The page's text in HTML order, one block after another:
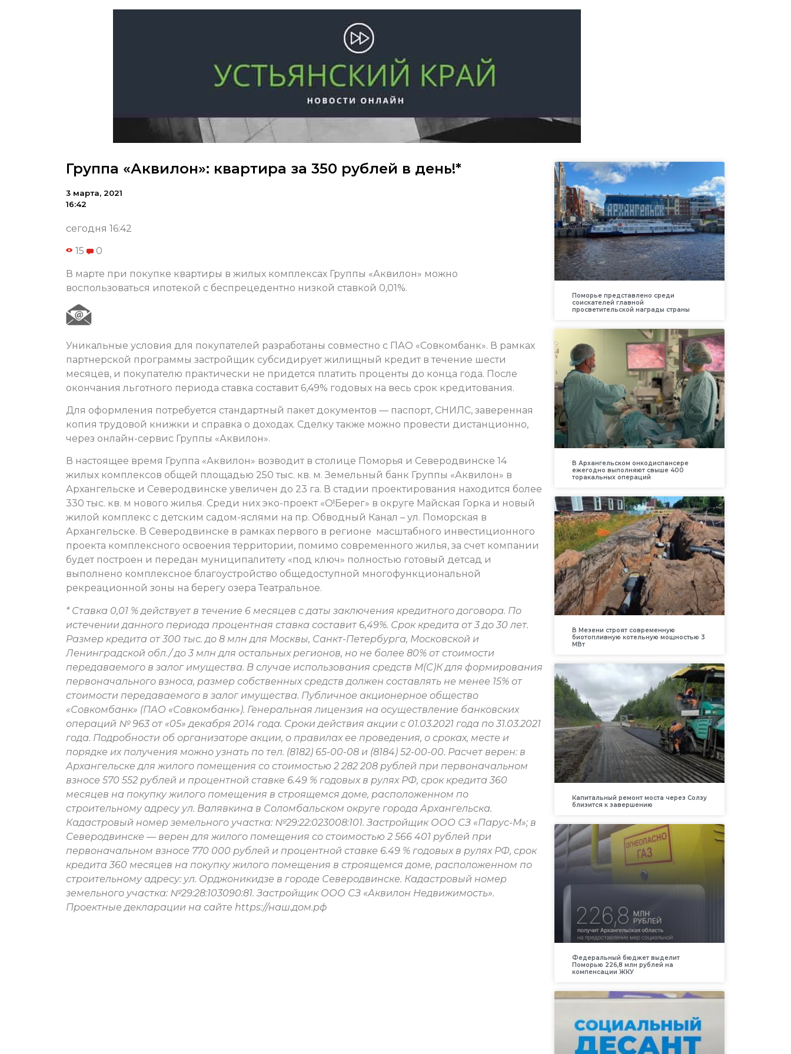
Группа «Аквилон»: квартира за 350 рублей в день!*
3 марта, 2021
16:42
сегодня 16:42
15 0
В марте при покупке квартиры в жилых комплексах Группы «Аквилон» можно
воспользоваться ипотекой с беспрецедентно низкой ставкой 0,01%.
Уникальные условия для покупателей разработаны совместно с ПАО «Совкомбанк». В рамках
партнерской программы застройщик субсидирует жилищный кредит в течение шести
месяцев, и покупателю практически не придется платить проценты до конца года. После
окончания льготного периода ставка составит 6,49% годовых на весь срок кредитования.
Для оформления потребуется стандартный пакет документов — паспорт, СНИЛС, заверенная
копия трудовой книжки и справка о доходах. Сделку также можно провести дистанционно,
через онлайн-сервис Группы «Аквилон».
В настоящее время Группа «Аквилон» возводит в столице Поморья и Северодвинске 14
жилых комплексов общей площадью 250 тыс. кв. м. Земельный банк Группы «Аквилон» в
Архангельске и Северодвинске увеличен до 23 га. В стадии проектирования находится более
330 тыс. кв. м нового жилья. Среди них эко-проект «О!Берег» в округе Майская Горка и новый
жилой комплекс с детским садом-яслями на пр. Обводный Канал – ул. Поморская в
Архангельске. В Северодвинске в рамках первого в регионе масштабного инвестиционного
проекта комплексного освоения территории, помимо современного жилья, за счет компании
будет построен и передан муниципалитету «под ключ» полностью готовый детсад и
выполнено комплексное благоустройство общедоступной многофункциональной
рекреационной зоны на берегу озера Театральное.
* Ставка 0,01 % действует в течение 6 месяцев с даты заключения кредитного договора. По
истечении данного периода процентная ставка составит 6,49%. Срок кредита от 3 до 30 лет.
Размер кредита от 300 тыс. до 8 млн для Москвы, Санкт-Петербурга, Московской и
Ленинградской обл./ до 3 млн для остальных регионов, но не более 80% от стоимости
передаваемого в залог имущества. В случае использования средств М(С)К для формирования
первоначального взноса, размер собственных средств должен составлять не менее 15% от
стоимости передаваемого в залог имущества. Публичное акционерное общество
«Совкомбанк» (ПАО «Совкомбанк»). Генеральная лицензия на осуществление банковских
операций № 963 от «05» декабря 2014 года. Сроки действия акции с 01.03.2021 года по 31.03.2021
года. Подробности об организаторе акции, о правилах ее проведения, о сроках, месте и
порядке их получения можно узнать по тел. (8182) 65-00-08 и (8184) 52-00-00. Расчет верен: в
Архангельске для жилого помещения со стоимостью 2 282 208 рублей при первоначальном
взносе 570 552 рублей и процентной ставке 6.49 % годовых в рулях РФ, срок кредита 360
месяцев на покупку жилого помещения в строящемся доме, расположенном по
строительному адресу ул. Валявкина в Соломбальском округе города Архангельска.
Кадастровый номер земельного участка: №29:22:023008:101. Застройщик ООО СЗ «Парус-М»; в
Северодвинске — верен для жилого помещения со стоимостью 2 566 401 рублей при
первоначальном взносе 770 000 рублей и процентной ставке 6.49 % годовых в рулях РФ, срок
кредита 360 месяцев на покупку жилого помещения в строящемся доме, расположенном по
строительному адресу: ул. Орджоникидзе в городе Северодвинске. Кадастровый номер
земельного участка: №29:28:103090:81. Застройщик ООО СЗ «Аквилон Недвижимость».
Проектные декларации на сайте https://наш.дом.рф
Поморье представлено среди
соискателей главной
просветительской награды страны
В Архангельском онкодиспансере
ежегодно выполняют свыше 400
торакальных операций
В Мезени строят современную
биотопливную котельную мощностью 3
МВт
Капитальный ремонт моста через Солзу
близится к завершению
Федеральный бюджет выделит
Поморью 226,8 млн рублей на
компенсации ЖКУ